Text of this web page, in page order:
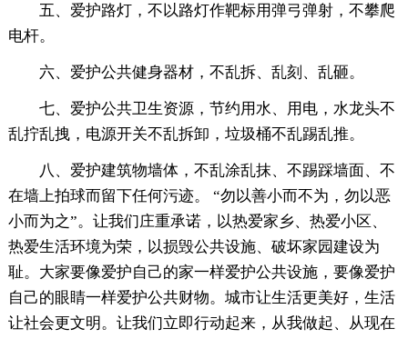
五、爱护路灯，不以路灯作靶标用弹弓弹射，不攀爬
电杆。
六、爱护公共健身器材，不乱拆、乱刻、乱砸。
七、爱护公共卫生资源，节约用水、用电，水龙头不
乱拧乱拽，电源开关不乱拆卸，垃圾桶不乱踢乱推。
八、爱护建筑物墙体，不乱涂乱抹、不踢踩墙面、不
在墙上拍球而留下任何污迹。 “勿以善小而不为，勿以恶
小而为之”。让我们庄重承诺，以热爱家乡、热爱小区、
热爱生活环境为荣，以损毁公共设施、破坏家园建设为
耻。大家要像爱护自己的家一样爱护公共设施，要像爱护
自己的眼睛一样爱护公共财物。城市让生活更美好，生活
让社会更文明。让我们立即行动起来，从我做起、从现在